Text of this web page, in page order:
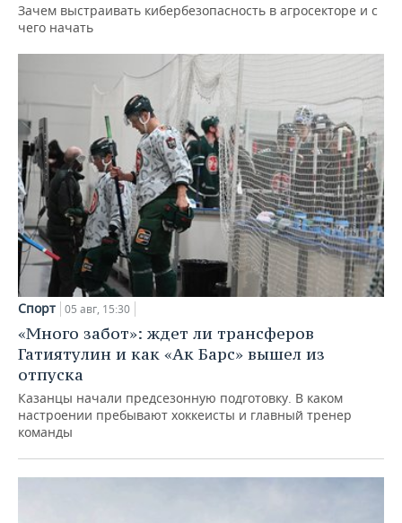
Зачем выстраивать кибербезопасность в агросекторе и с
чего начать
Спорт 05 авг, 15:30
«Много забот»: ждет ли трансферов
Гатиятулин и как «Ак Барс» вышел из
отпуска
Казанцы начали предсезонную подготовку. В каком
настроении пребывают хоккеисты и главный тренер
команды